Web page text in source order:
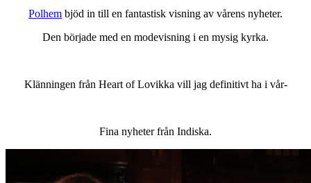
Polhem bjöd in till en fantastisk visning av vårens nyheter.
Den började med en modevisning i en mysig kyrka.
Klänningen från Heart of Lovikka vill jag definitivt ha i vår-
Fina nyheter från Indiska.